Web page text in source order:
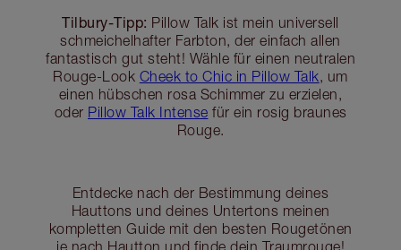
Tilbury-Tipp: Pillow Talk ist mein universell
schmeichelhafter Farbton, der einfach allen
fantastisch gut steht! Wähle für einen neutralen
Rouge-Look Cheek to Chic in Pillow Talk, um
einen hübschen rosa Schimmer zu erzielen,
oder Pillow Talk Intense für ein rosig braunes
Rouge.
Entdecke nach der Bestimmung deines
Hauttons und deines Untertons meinen
kompletten Guide mit den besten Rougetönen